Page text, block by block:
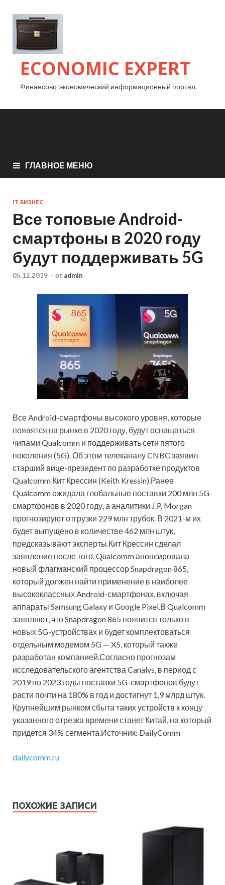
ECONOMIC EXPERT
Финансово-экономический информационный портал.
ГЛАВНОЕ МЕНЮ
IT БИЗНЕС
Все топовые Android-
смартфоны в 2020 году
будут поддерживать 5G
05.12.2019 - от admin
Все Android-смартфоны высокого уровня, которые
появятся на рынке в 2020 году, будут оснащаться
чипами Qualcomm и поддерживать сети пятого
поколения (5G). Об этом телеканалу CNBC заявил
старший вице-президент по разработке продуктов
Qualcomm Кит Крессин (Keith Kressin).Ранее
Qualcomm ожидала глобальные поставки 200 млн 5G-
смартфонов в 2020 году, а аналитики J.P. Morgan
прогнозируют отгрузки 229 млн трубок. В 2021-м их
будет выпущено в количестве 462 млн штук,
предсказывают эксперты.Кит Крессин сделал
заявление после того, Qualcomm анонсировала
новый флагманский процессор Snapdragon 865,
который должен найти применение в наиболее
высококлассных Android-смартфонах, включая
аппараты Samsung Galaxy и Google Pixel.В Qualcomm
заявляют, что Snapdragon 865 появится только в
новых 5G-устройствах и будет комплектоваться
отдельным модемом 5G — X5, который также
разработан компанией.Согласно прогнозам
исследовательского агентства Canalys, в период с
2019 по 2023 годы поставки 5G-смартфонов будут
расти почти на 180% в год и достигнут 1,9 млрд штук.
Крупнейшим рынком сбыта таких устройств к концу
указанного отрезка времени станет Китай, на который
придется 34% сегмента.Источник: DailyComm
dailycomm.ru
ПОХОЖИЕ ЗАПИСИ